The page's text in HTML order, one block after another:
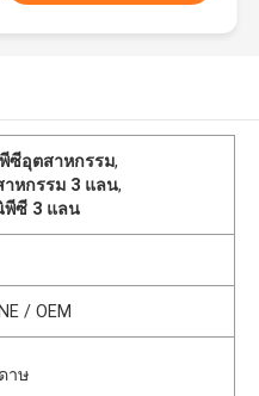
ซีอุตสาหกรรม,
หกรรม 3 แลน,
พีซี 3 แลน
/ OEM
าษ